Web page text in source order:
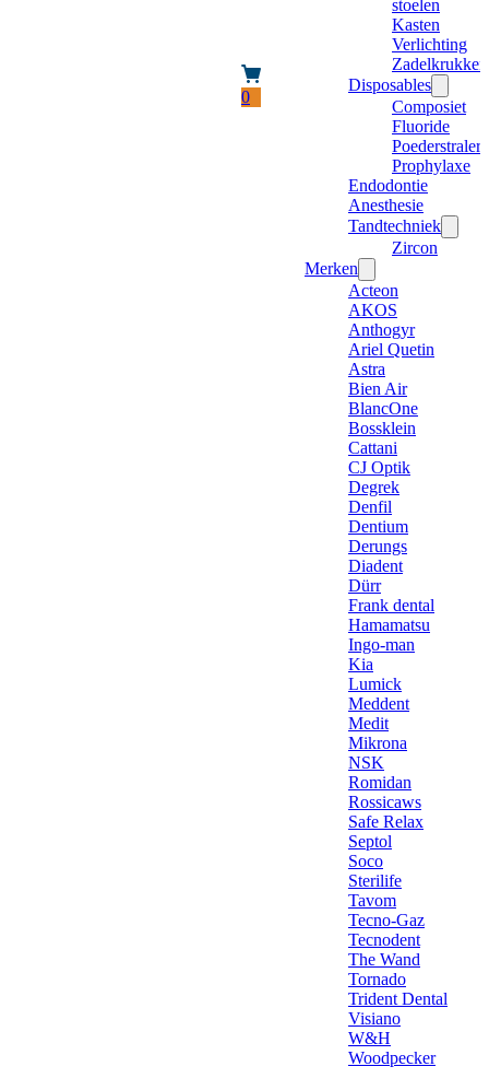
0
stoelen
Kasten
Verlichting
Zadelkrukken
Disposables
Composiet
Fluoride
Poederstraler
Prophylaxe
Endodontie
Anesthesie
Tandtechniek
Zircon
Merken
Acteon
AKOS
Anthogyr
Ariel Quetin
Astra
Bien Air
BlancOne
Bossklein
Cattani
CJ Optik
Degrek
Denfil
Dentium
Derungs
Diadent
Dürr
Frank dental
Hamamatsu
Ingo-man
Kia
Lumick
Meddent
Medit
Mikrona
NSK
Romidan
Rossicaws
Safe Relax
Septol
Soco
Sterilife
Tavom
Tecno-Gaz
Tecnodent
The Wand
Tornado
Trident Dental
Visiano
W&H
Woodpecker